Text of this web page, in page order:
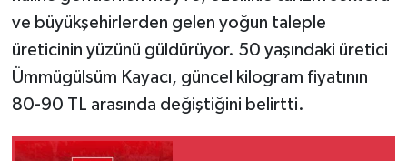
ve büyükşehirlerden gelen yoğun taleple
üreticinin yüzünü güldürüyor. 50 yaşındaki üretici
Ümmügülsüm Kayacı, güncel kilogram fiyatının
80-90 TL arasında değiştiğini belirtti.